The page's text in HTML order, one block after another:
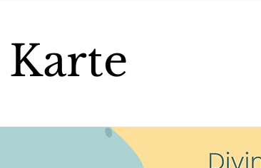
Karte